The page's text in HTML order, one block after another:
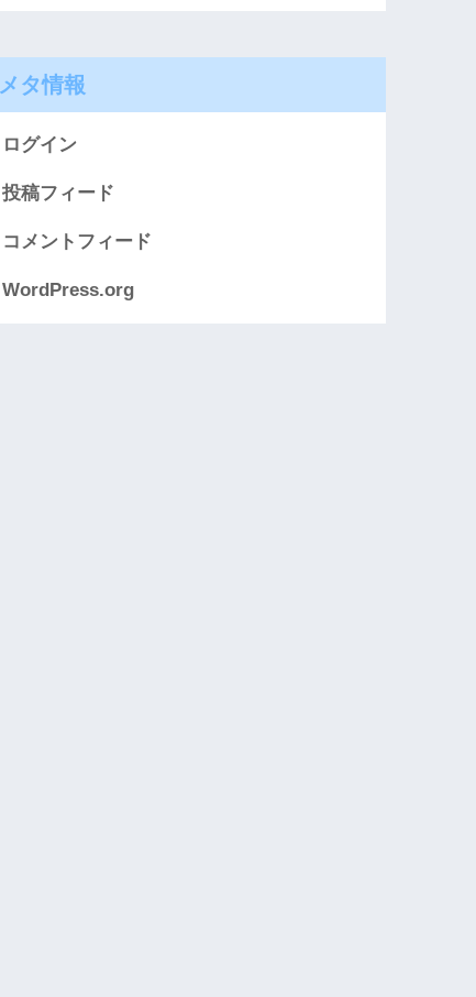
メタ情報
ログイン
投稿フィード
コメントフィード
WordPress.org